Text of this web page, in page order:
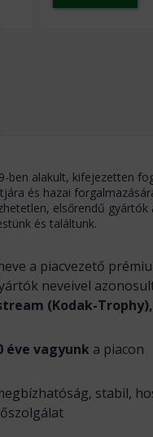
ben alakult, kifejezetten
és hazai
elsőrendű
és találtunk.
a piacvezető
neveivel
(Kodak-Trophy),
éve vagyunk a piacon
stabil,